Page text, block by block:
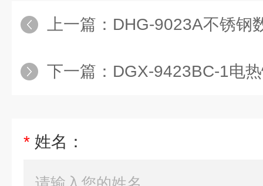
上一篇： DHG-9023A不锈钢数
下一篇： DGX-9423BC-1电热恒温
* 姓名：